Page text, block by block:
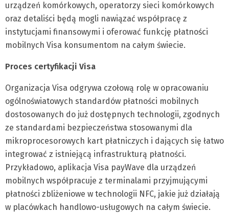
urządzeń komórkowych, operatorzy sieci komórkowych
oraz detaliści będą mogli nawiązać współpracę z
instytucjami finansowymi i oferować funkcję płatności
mobilnych Visa konsumentom na całym świecie.
Proces certyfikacji Visa
Organizacja Visa odgrywa czołową rolę w opracowaniu
ogólnoświatowych standardów płatności mobilnych
dostosowanych do już dostępnych technologii, zgodnych
ze standardami bezpieczeństwa stosowanymi dla
mikroprocesorowych kart płatniczych i dających się łatwo
integrować z istniejącą infrastrukturą płatności.
Przykładowo, aplikacja Visa payWave dla urządzeń
mobilnych współpracuje z terminalami przyjmującymi
płatności zbliżeniowe w technologii NFC, jakie już działają
w placówkach handlowo-usługowych na całym świecie.